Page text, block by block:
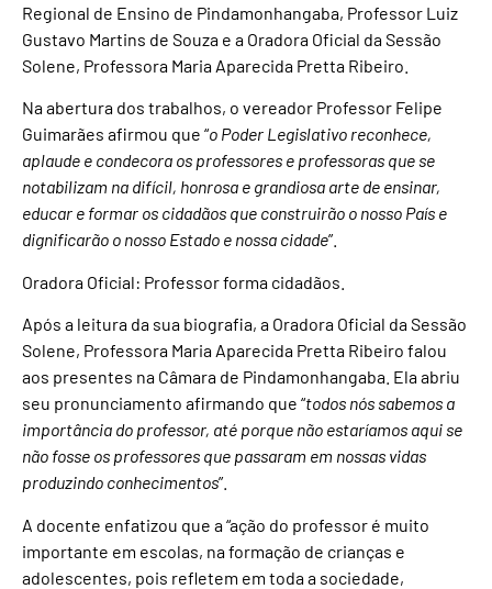
Regional de Ensino de Pindamonhangaba, Professor Luiz
Gustavo Martins de Souza e a Oradora Oficial da Sessão
Solene, Professora Maria Aparecida Pretta Ribeiro.
Na abertura dos trabalhos, o vereador Professor Felipe
Guimarães afirmou que “o Poder Legislativo reconhece,
aplaude e condecora os professores e professoras que se
notabilizam na difícil, honrosa e grandiosa arte de ensinar,
educar e formar os cidadãos que construirão o nosso País e
dignificarão o nosso Estado e nossa cidade”.
Oradora Oficial: Professor forma cidadãos.
Após a leitura da sua biografia, a Oradora Oficial da Sessão
Solene, Professora Maria Aparecida Pretta Ribeiro falou
aos presentes na Câmara de Pindamonhangaba. Ela abriu
seu pronunciamento afirmando que “todos nós sabemos a
importância do professor, até porque não estaríamos aqui se
não fosse os professores que passaram em nossas vidas
produzindo conhecimentos”.
A docente enfatizou que a “ação do professor é muito
importante em escolas, na formação de crianças e
adolescentes, pois refletem em toda a sociedade,